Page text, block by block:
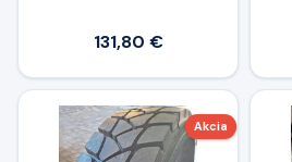
131,80 €
Akcia